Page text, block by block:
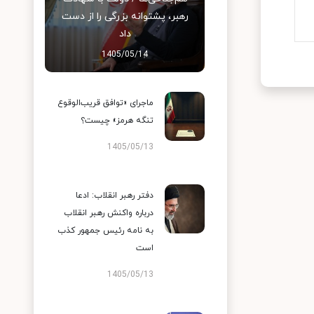
رهبر، پشتوانه بزرگی را از دست
داد
1405/05/14
ماجرای «توافق قریب‌الوقوع
تنگه هرمز» چیست؟
1405/05/13
دفتر رهبر انقلاب: ادعا
درباره واکنش رهبر انقلاب
به نامه رئیس جمهور کذب
است
1405/05/13